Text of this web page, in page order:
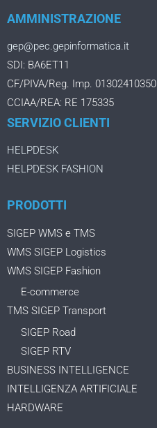
AMMINISTRAZIONE
gep@pec.gepinformatica.it
SDI: BA6ET11
CF/PIVA/Reg. Imp. 01302410350
CCIAA/REA: RE 175335
SERVIZIO CLIENTI
HELPDESK
HELPDESK FASHION
PRODOTTI
SIGEP WMS e TMS
WMS SIGEP Logistics
WMS SIGEP Fashion
E-commerce
TMS SIGEP Transport
SIGEP Road
SIGEP RTV
BUSINESS INTELLIGENCE
INTELLIGENZA ARTIFICIALE
HARDWARE